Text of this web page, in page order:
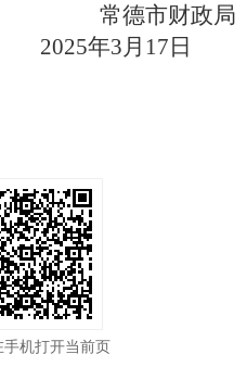
常德市财政局
年3月17日
机打开当前页